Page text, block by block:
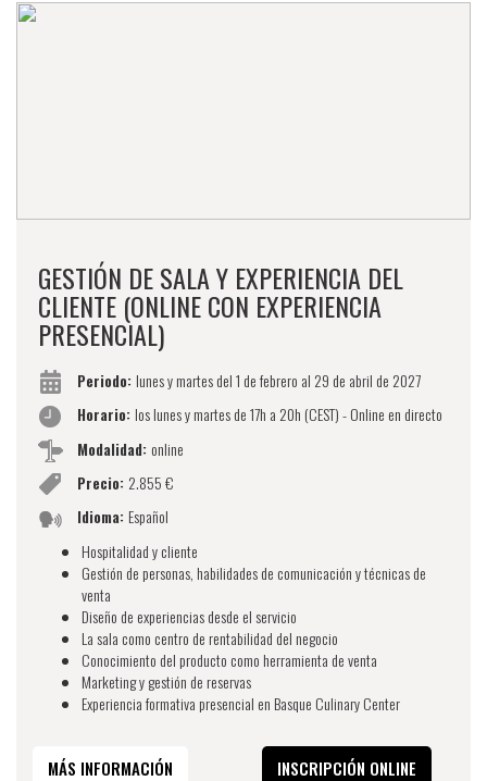
GESTIÓN DE SALA Y EXPERIENCIA DEL
CLIENTE (ONLINE CON EXPERIENCIA
PRESENCIAL)
Periodo: lunes y martes del 1 de febrero al 29 de abril de 2027
Horario: los lunes y martes de 17h a 20h (CEST) - Online en directo
Modalidad: online
Precio: 2.855 €
Idioma: Español
Hospitalidad y cliente
Gestión de personas, habilidades de comunicación y técnicas de
venta
Diseño de experiencias desde el servicio
La sala como centro de rentabilidad del negocio
Conocimiento del producto como herramienta de venta
Marketing y gestión de reservas
Experiencia formativa presencial en Basque Culinary Center
MÁS INFORMACIÓN INSCRIPCIÓN ONLINE